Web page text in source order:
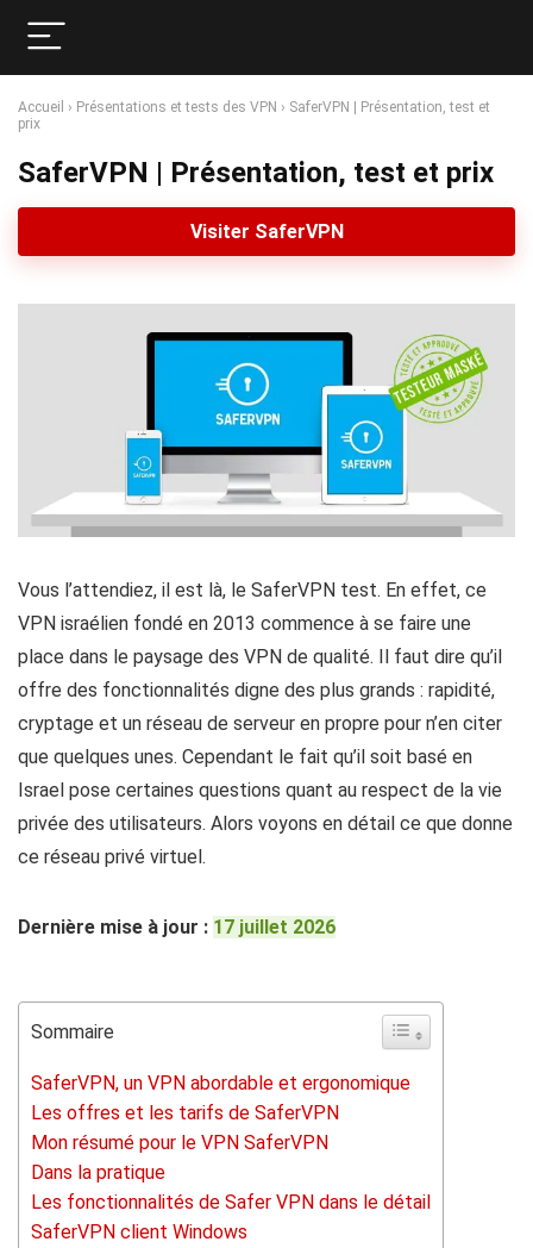
Accueil › Présentations et tests des VPN › SaferVPN | Présentation, test et
prix
SaferVPN | Présentation, test et prix
Visiter SaferVPN
Vous l’attendiez, il est là, le SaferVPN test. En effet, ce
VPN israélien fondé en 2013 commence à se faire une
place dans le paysage des VPN de qualité. Il faut dire qu’il
offre des fonctionnalités digne des plus grands : rapidité,
cryptage et un réseau de serveur en propre pour n’en citer
que quelques unes. Cependant le fait qu’il soit basé en
Israel pose certaines questions quant au respect de la vie
privée des utilisateurs. Alors voyons en détail ce que donne
ce réseau privé virtuel.
Dernière mise à jour : 17 juillet 2026
Sommaire
SaferVPN, un VPN abordable et ergonomique
Les offres et les tarifs de SaferVPN
Mon résumé pour le VPN SaferVPN
Dans la pratique
Les fonctionnalités de Safer VPN dans le détail
SaferVPN client Windows